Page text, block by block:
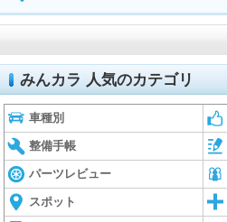
みんカラ 人気のカテゴリ
車種別
整備手帳
パーツレビュー
スポット